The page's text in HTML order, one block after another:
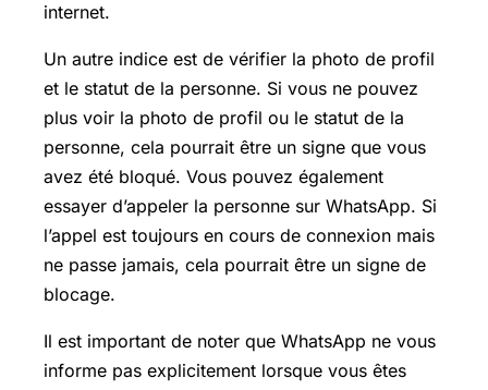
internet.
Un autre indice est de vérifier la photo de profil
et le statut de la personne. Si vous ne pouvez
plus voir la photo de profil ou le statut de la
personne, cela pourrait être un signe que vous
avez été bloqué. Vous pouvez également
essayer d’appeler la personne sur WhatsApp. Si
l’appel est toujours en cours de connexion mais
ne passe jamais, cela pourrait être un signe de
blocage.
Il est important de noter que WhatsApp ne vous
informe pas explicitement lorsque vous êtes